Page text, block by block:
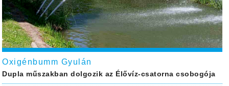
Oxigénbumm Gyulán
Dupla műszakban dolgozik az Élővíz-csatorna csobogója